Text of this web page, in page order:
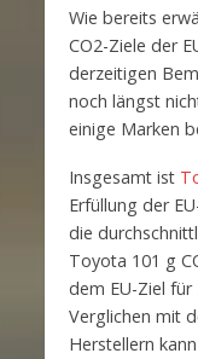
Wie bereits
CO2-Ziele der
derzeitigen
noch längst
einige Marken
Insgesamt ist
Erfüllung der
die
Toyota 101 g
dem EU-Ziel
Verglichen mit
Herstellern